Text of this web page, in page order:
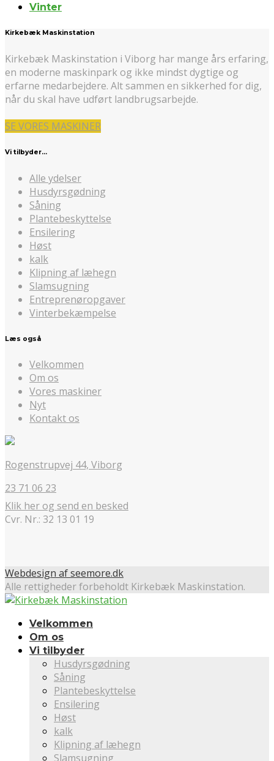
Vinter
Kirkebæk Maskinstation
Kirkebæk Maskinstation i Viborg har mange års erfaring,
en moderne maskinpark og ikke mindst dygtige og
erfarne medarbejdere. Alt sammen en sikkerhed for dig,
når du skal have udført landbrugsarbejde.
SE VORES MASKINER
Vi tilbyder…
Alle ydelser
Husdyrsgødning
Såning
Plantebeskyttelse
Ensilering
Høst
kalk
Klipning af læhegn
Slamsugning
Entreprenøropgaver
Vinterbekæmpelse
Læs også
Velkommen
Om os
Vores maskiner
Nyt
Kontakt os
Rogenstrupvej 44, Viborg
23 71 06 23
Klik her og send en besked
Cvr. Nr.: 32 13 01 19
Webdesign af seemore.dk
Alle rettigheder forbeholdt Kirkebæk Maskinstation.
Velkommen
Om os
Vi tilbyder
Husdyrsgødning
Såning
Plantebeskyttelse
Ensilering
Høst
kalk
Klipning af læhegn
Slamsugning